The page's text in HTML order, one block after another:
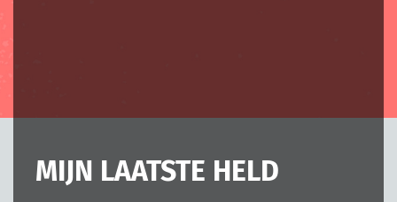
MIJN LAATSTE HELD